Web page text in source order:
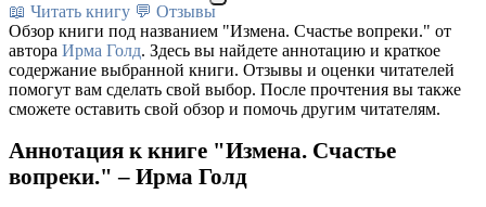
📖 Читать книгу 💬 Отзывы
Обзор книги под названием "Измена. Счастье вопреки." от
автора Ирма Голд. Здесь вы найдете аннотацию и краткое
содержание выбранной книги. Отзывы и оценки читателей
помогут вам сделать свой выбор. После прочтения вы также
сможете оставить свой обзор и помочь другим читателям.
Аннотация к книге "Измена. Счастье
вопреки." – Ирма Голд